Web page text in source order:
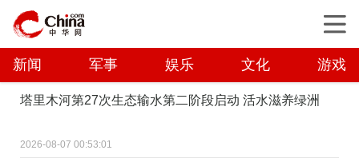
新闻 军事 娱乐 文化 游戏
塔里木河第27次生态输水第二阶段启动 活水滋养绿洲
2026-08-07 00:53:01